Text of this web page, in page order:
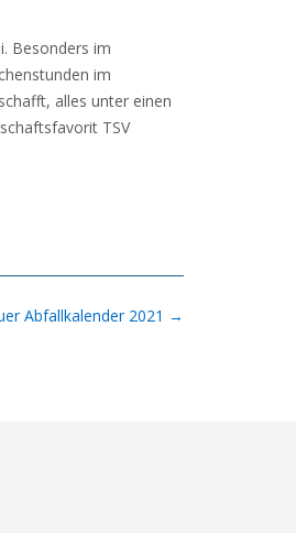
Besonders im
im
alles unter einen
TSV
Abfallkalender 2021 →